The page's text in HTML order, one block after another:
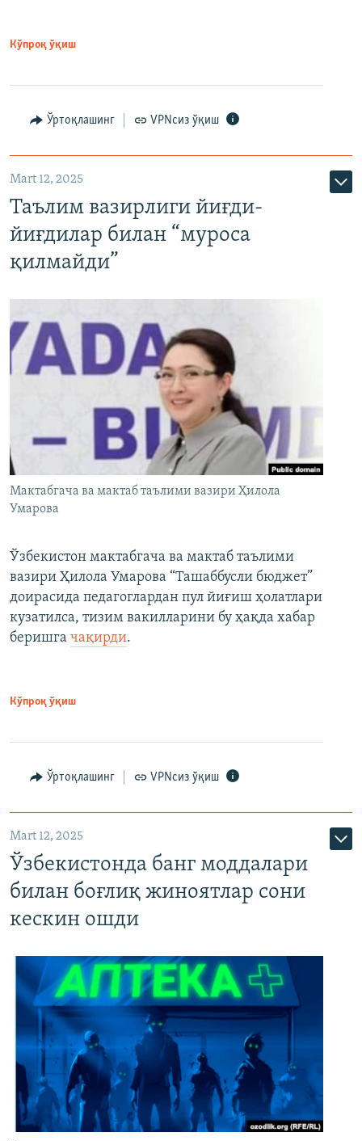
Кўпроқ ўқиш
Ўртоқлашинг VPNсиз ўқиш
Mart 12, 2025
Таълим вазирлиги йиғди-
йиғдилар билан “муроса
қилмайди”
Мактабгача ва мактаб таълими вазири Ҳилола
Умарова
Ўзбекистон мактабгача ва мактаб таълими
вазири Ҳилола Умарова “Ташаббусли бюджет”
доирасида педагоглардан пул йиғиш ҳолатлари
кузатилса, тизим вакилларини бу ҳақда хабар
беришга чақирди.
Кўпроқ ўқиш
Ўртоқлашинг VPNсиз ўқиш
Mart 12, 2025
Ўзбекистонда банг моддалари
билан боғлиқ жиноятлар сони
кескин ошди